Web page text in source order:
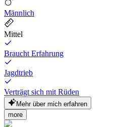
Männlich
Mittel
Braucht Erfahrung
Jagdtrieb
Verträgt sich mit Rüden
Mehr über mich erfahren
more